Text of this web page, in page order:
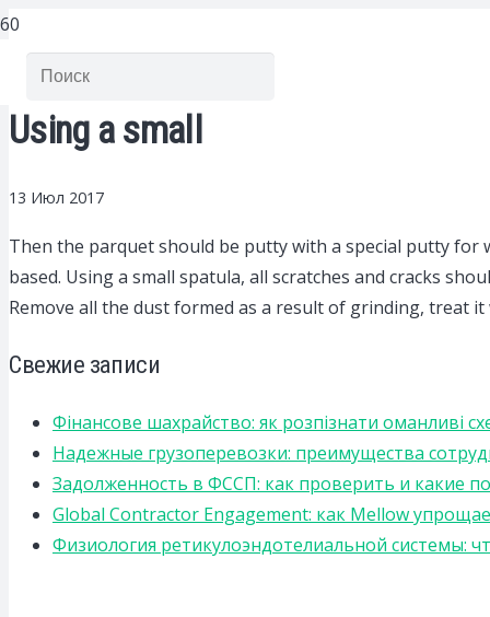
Using a small
13 Июл 2017
Then the parquet should be putty with a special putty for
based. Using a small spatula, all scratches and cracks
Remove all the dust formed as a result of grinding, treat
Свежие записи
Фінансове шахрайство: як розпізнати оманливі
Надежные грузоперевозки: преимущества
Задолженность в ФССП: как проверить и какие
Global Contractor Engagement: как Mellow
Физиология ретикулоэндотелиальной системы: